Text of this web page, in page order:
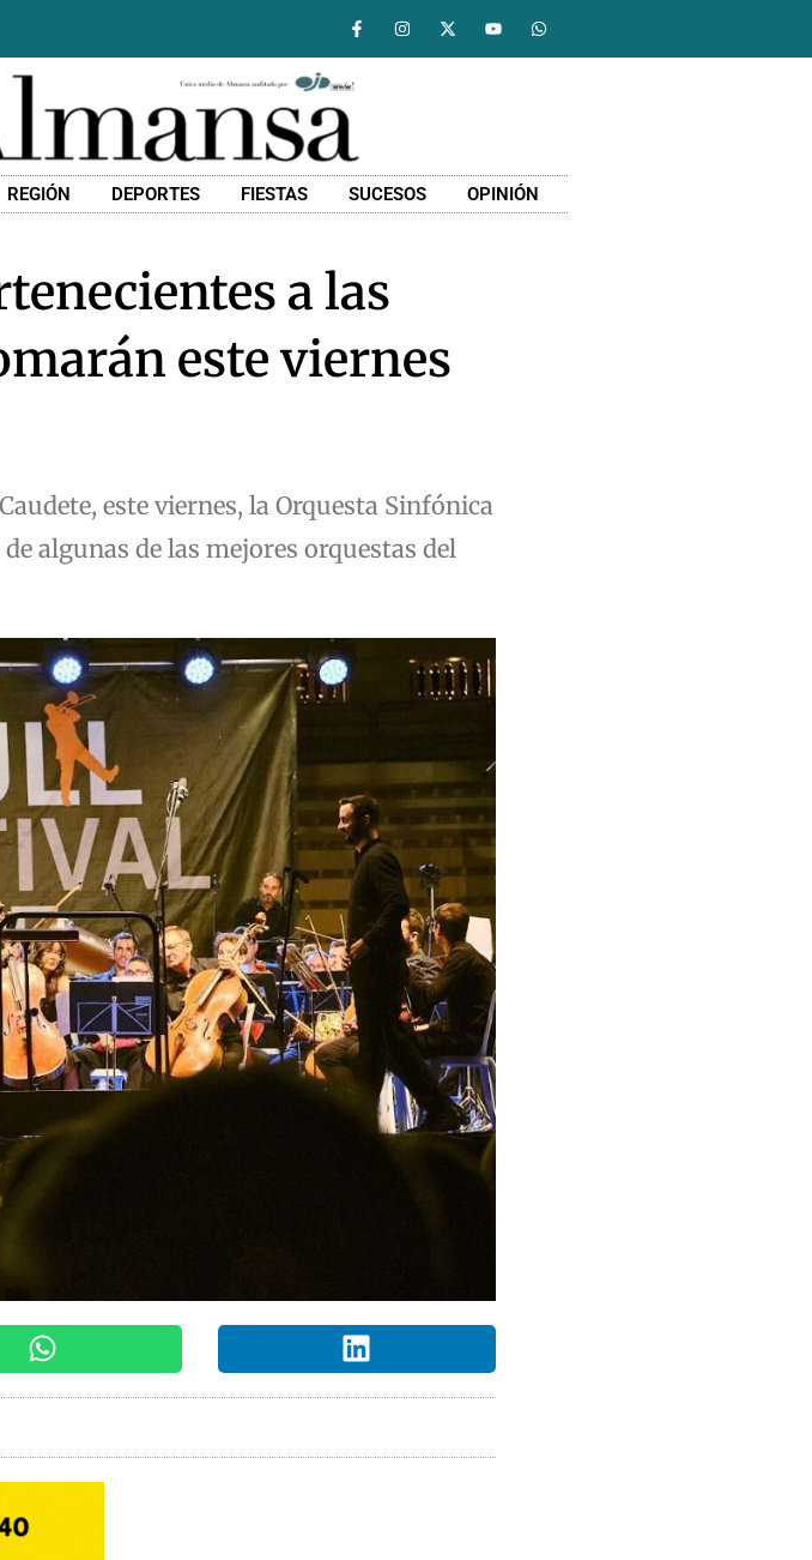
REGIÓN DEPORTES FIESTAS SUCESOS OPINIÓN
a las
este viernes
este viernes, la Orquesta Sinfónica
algunas de las mejores orquestas del